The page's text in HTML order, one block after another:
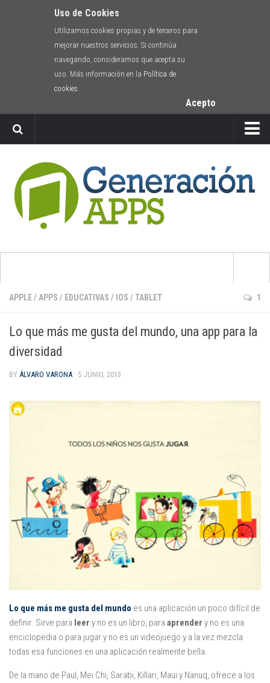
Uso de Cookies
Utilizamos cookies propias y de terceros para
mejorar nuestros servicios. Si continúa
navegando, consideramos que acepta su
uso. Más información en la Política de
cookies
Acepto
Envíanos tu app
Apps
para aprender inglés
para pintar y dibujar
de cuentos e historias
Apple
Kindle Fire
Windows Phone
Opinión
Utilidades
Por autor
Comomola
Dada Company
APPLE/ APPS / EDUCATIVAS / IOS / TABLET 1
Lo que más me gusta del mundo, una app para la
diversidad
BY ÁLVARO VARONA · 5 JUNIO, 2013
Lo que más me gusta del mundo es una aplicación un poco difícil de
definir. Sirve para leer y no es un libro, para aprender y no es una
enciclopedia o para jugar y no es un videojuego y a la vez mezcla
todas esa funciones en una aplicación realmente bella.
De la mano de Paul, Mei Chi, Sarabi, Killari, Maui y Nanuq, ofrece a los